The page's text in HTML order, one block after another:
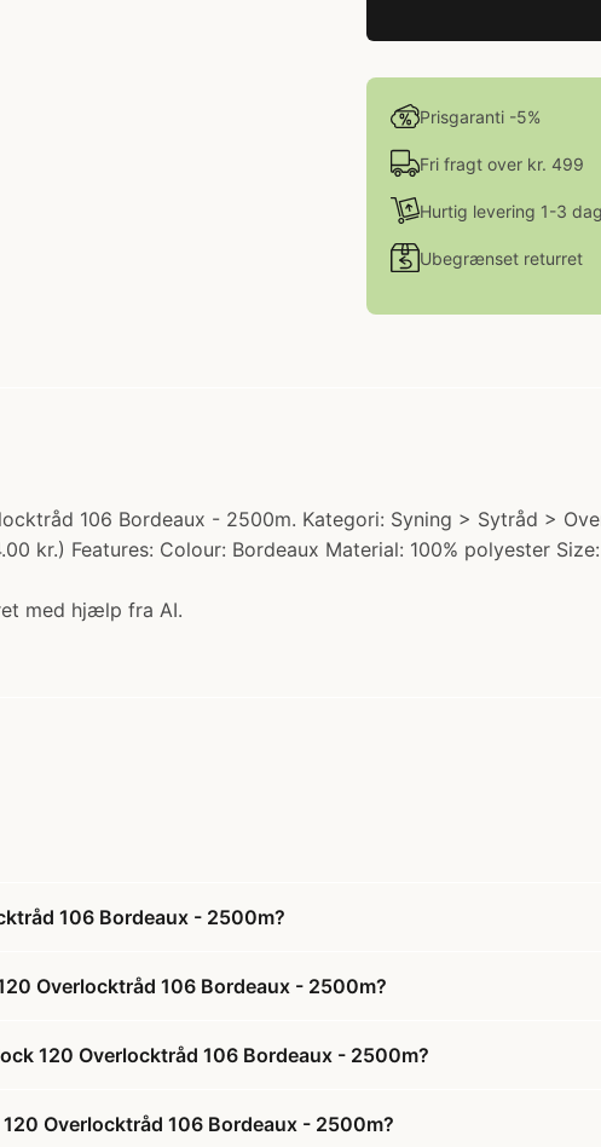
Prisgaranti -5%
Fri fragt over kr. 499
Hurtig levering 1-3
Ubegrænset returret
106 Bordeaux - 2500m. Kategori: Syning > Sytråd >
kr.) Features: Colour: Bordeaux Material: 100% polyester
med hjælp fra AI.
106 Bordeaux - 2500m?
Overlocktråd 106 Bordeaux - 2500m?
120 Overlocktråd 106 Bordeaux - 2500m?
Overlocktråd 106 Bordeaux - 2500m?